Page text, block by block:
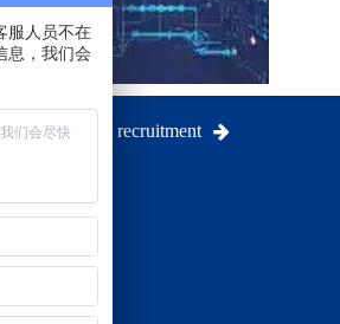
人才招聘Talent recruitment
品中心
频中心
服人员不在
息，我们会